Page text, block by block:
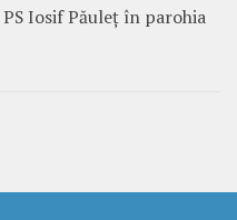
Iosif Păuleț în parohia